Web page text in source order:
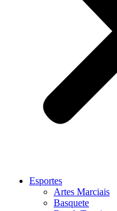
Esportes
Artes Marciais
Basquete